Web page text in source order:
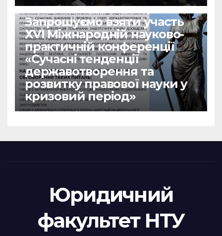
Запрошуємо взяти участь
ХVІ Міжнародній науково-
практичній конференції
«Сучасні тенденції
державотворення та
розвитку правової науки у
кризовий період»
Юридичний
факультет НТУ